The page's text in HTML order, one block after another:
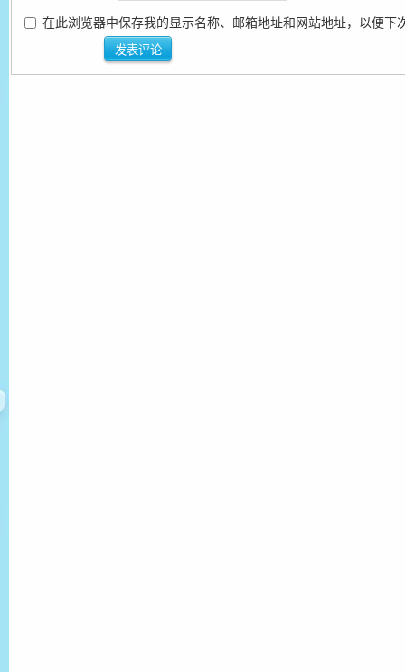
在此浏览器中保存我的显示名称、邮箱地址和网站地址，以便下